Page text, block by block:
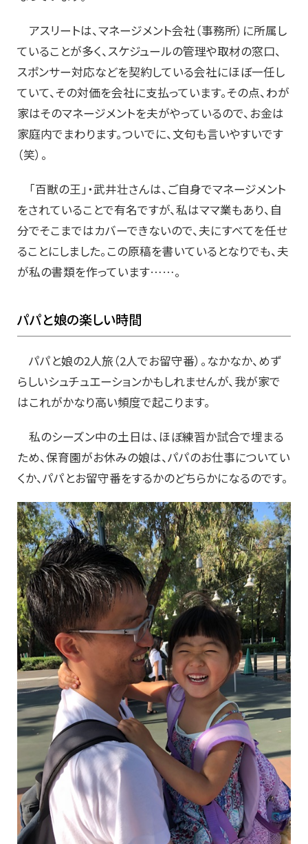
アスリートは、マネージメント会社（事務所）に所属し
ていることが多く、スケジュールの管理や取材の窓口、
スポンサー対応などを契約している会社にほぼ一任し
ていて、その対価を会社に支払っています。その点、わが
家はそのマネージメントを夫がやっているので、お金は
家庭内でまわります。ついでに、文句も言いやすいです
（笑）。
「百獣の王」・武井壮さんは、ご自身でマネージメント
をされていることで有名ですが、私はママ業もあり、自
分でそこまではカバーできないので、夫にすべてを任せ
ることにしました。この原稿を書いているとなりでも、夫
が私の書類を作っています……。
パパと娘の楽しい時間
パパと娘の2人旅（2人でお留守番）。なかなか、めず
らしいシュチュエーションかもしれませんが、我が家で
はこれがかなり高い頻度で起こります。
私のシーズン中の土日は、ほぼ練習か試合で埋まる
ため、保育園がお休みの娘は、パパのお仕事についてい
くか、パパとお留守番をするかのどちらかになるのです。